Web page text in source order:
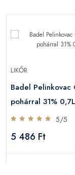
LIKŐR
Badel Pelinkovac
pohárral 31% 0,7L
5/5
5 486 Ft